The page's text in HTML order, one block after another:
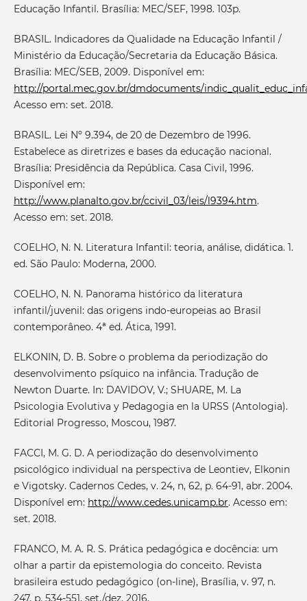
Educação Infantil. Brasília: MEC/SEF, 1998. 103p.
BRASIL. Indicadores da Qualidade na Educação Infantil /
Ministério da Educação/Secretaria da Educação Básica.
Brasília: MEC/SEB, 2009. Disponível em:
http://portal.mec.gov.br/dmdocuments/
Acesso em: set. 2018.
BRASIL. Lei Nº 9.394, de 20 de Dezembro de 1996.
Estabelece as diretrizes e bases da educação nacional.
Brasília: Presidência da República. Casa Civil, 1996.
Disponível em:
http://www.planalto.gov.br/ccivil_03/leis/l9394.htm.
Acesso em: set. 2018.
COELHO, N. N. Literatura Infantil: teoria, análise, didática. 1.
ed. São Paulo: Moderna, 2000.
COELHO, N. N. Panorama histórico da literatura
infantil/juvenil: das origens indo-europeias ao Brasil
contemporâneo. 4ª ed. Ática, 1991.
ELKONIN, D. B. Sobre o problema da periodização do
desenvolvimento psíquico na infância. Tradução de
Newton Duarte. In: DAVIDOV, V.; SHUARE, M. La
Psicologia Evolutiva y Pedagogia en la URSS (Antologia).
Editorial Progresso, Moscou, 1987.
FACCI, M. G. D. A periodização do desenvolvimento
psicológico individual na perspectiva de Leontiev, Elkonin
e Vigotsky. Cadernos Cedes, v. 24, n, 62, p. 64-91, abr. 2004.
Disponível em: http://www.cedes.unicamp.br. Acesso em:
set. 2018.
FRANCO, M. A. R. S. Prática pedagógica e docência: um
olhar a partir da epistemologia do conceito. Revista
brasileira estudo pedagógico (on-line), Brasília, v. 97, n.